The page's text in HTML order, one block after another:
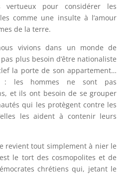
vertueux pour considérer les
comme une insulte à l’amour
de la terre.
vivions dans un monde de
plus besoin d’être nationaliste
la porte de son appartement…
: les hommes ne sont pas
et ils ont besoin de se grouper
qui les protègent contre les
les aident à contenir leurs
revient tout simplement à nier le
le tort des cosmopolites et de
chrétiens qui, jetant le